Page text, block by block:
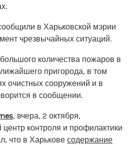
в Харьковской мэрии
чрезвычайных ситуаций.
количества пожаров в
пригорода, в том
очистных сооружений и в
в сообщении.
, вчера, 2 октября,
центр контроля и профилактики
что в Харькове содержание